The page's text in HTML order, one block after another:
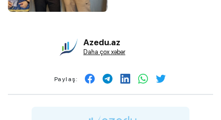
Azedu.az
Daha çox xəbər
Paylaş: